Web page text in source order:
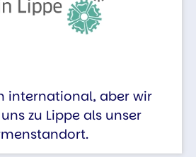
international, aber wir
zu Lippe als unser